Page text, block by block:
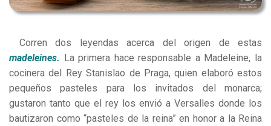
Corren dos leyendas acerca del origen de estas
madeleines. La primera hace responsable a Madeleine, la
cocinera del Rey Stanislao de Praga, quien elaboró estos
pequeños pasteles para los invitados del monarca;
gustaron tanto que el rey los envió a Versalles donde los
bautizaron como “pasteles de la reina” en honor a la Reina